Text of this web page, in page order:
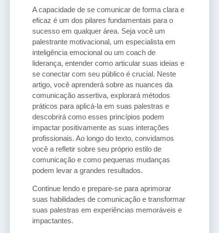
A capacidade de se comunicar de forma clara e
eficaz é um dos pilares fundamentais para o
sucesso em qualquer área. Seja você um
palestrante motivacional, um especialista em
inteligência emocional ou um coach de
liderança, entender como articular suas ideias e
se conectar com seu público é crucial. Neste
artigo, você aprenderá sobre as nuances da
comunicação assertiva, explorará métodos
práticos para aplicá-la em suas palestras e
descobrirá como esses princípios podem
impactar positivamente as suas interações
profissionais. Ao longo do texto, convidamos
você a refletir sobre seu próprio estilo de
comunicação e como pequenas mudanças
podem levar a grandes resultados.
Continue lendo e prepare-se para aprimorar
suas habilidades de comunicação e transformar
suas palestras em experiências memoráveis e
impactantes.